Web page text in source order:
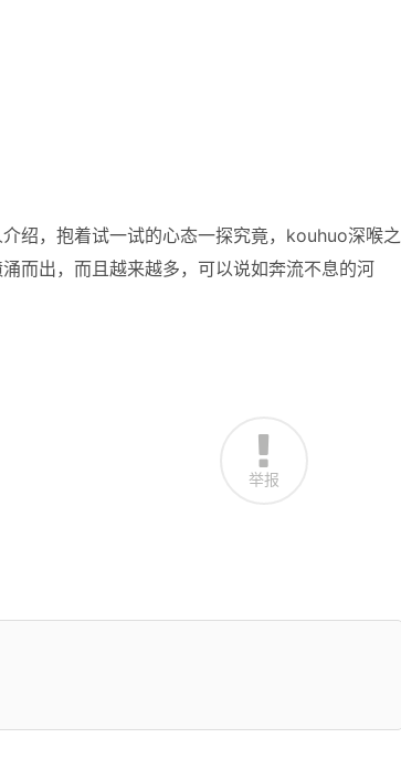
绍，抱着试一试的心态一探究竟，kouhuo深喉之
而出，而且越来越多，可以说如奔流不息的河
举报